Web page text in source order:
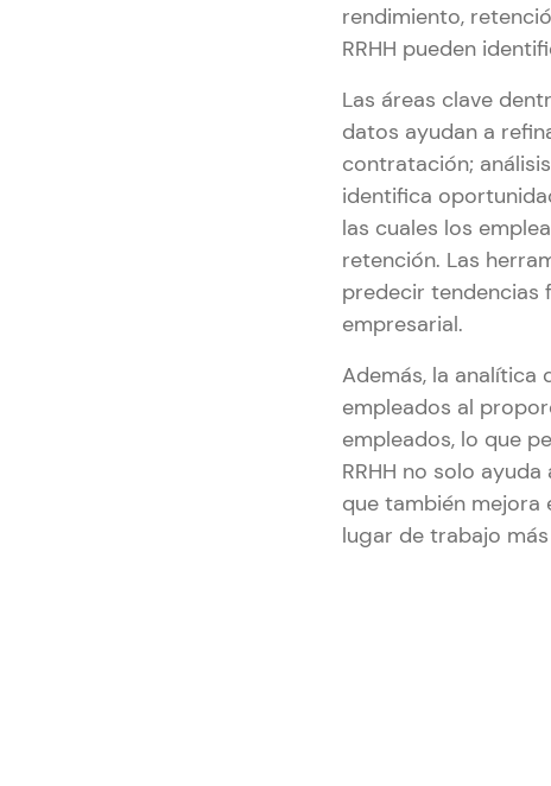
rendimiento,
RRHH pueden
Las áreas clave
datos ayudan a
contratación;
identifica
las cuales los
retención. Las
predecir tendencias
empresarial.
Además, la analítica
empleados al
empleados, lo que
RRHH no solo
que también mejora
lugar de trabajo